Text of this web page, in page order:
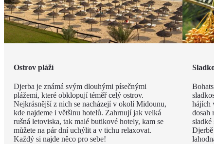
Ostrov pláží
Djerba je známá svým dlouhými písečnými
plážemi, které obklopují téměř celý ostrov.
Nejkrásnější z nich se nacházejí v okolí Midounu,
kde najdeme i většinu hotelů. Zahrnují jak velká
rušná letoviska, tak malé butikové hotely, kam se
můžete na pár dní uchýlit a v tichu relaxovat.
Každý si najde něco pro sebe!
hájích
dosah
sladké
Djerbě